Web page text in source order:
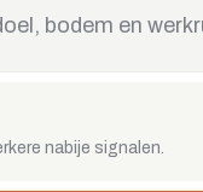
bodem en
nabije signalen.